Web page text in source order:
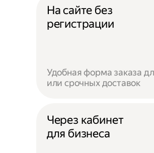
На сайте без
регистрации
Удобная форма заказа
или срочных доставок
Через кабинет
для бизнеса